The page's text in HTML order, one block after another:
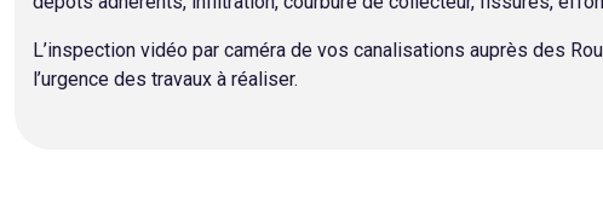
L’inspection vidéo par caméra de vos canalisations auprès des
l’urgence des travaux à réaliser.